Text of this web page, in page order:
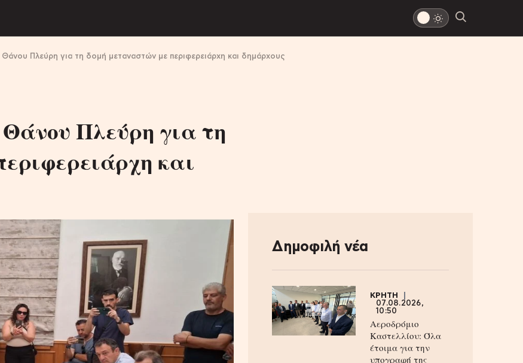
Πλεύρη για τη δομή μεταναστών με περιφερειάρχη και δημάρχους
Πλεύρη για τη
και
Δημοφιλή νέα
ΚΡΗΤΗ
07.08.2026,
10:50
Αεροδρόμιο
Καστελλίου: Όλα
έτοιμα για την
υπογραφή της